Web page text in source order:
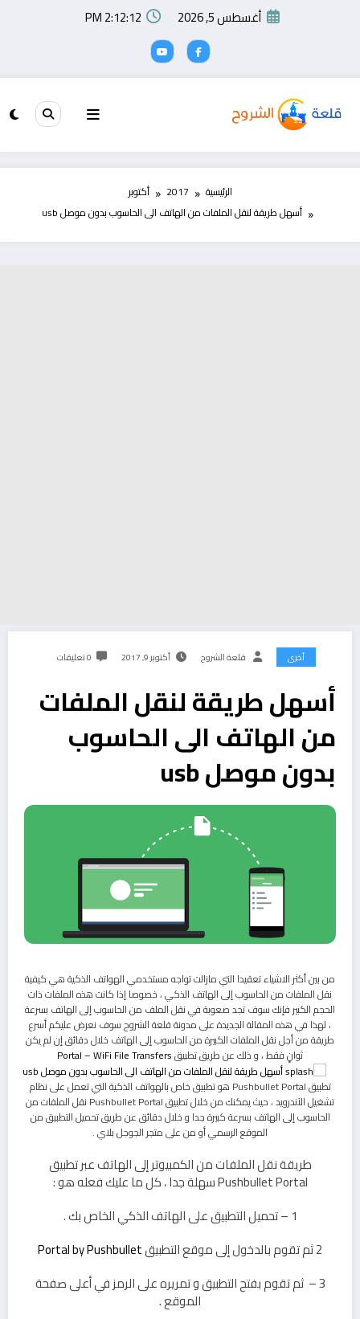
أغسطس 5, 2026 2:12:13 PM
الرئيسية 2017
أكتوبر
أسهل طريقة لنقل الملفات من الهاتف الى الحاسوب بدون موصل usb
أخرى قلعة الشروح أكتوبر 9, 2017 0 تعليقات
أسهل طريقة لنقل الملفات
من الهاتف الى الحاسوب
بدون موصل usb
من بين أكثر الاشياء تعقيدا التي مازالت تواجه مستخدمي الهواتف الذكية هي كيفية
نقل الملفات من الحاسوب إلى الهاتف الذكي ، خصوصا إذا كانت هذه الملفات ذات
الحجم الكبير فإنك سوف تجد صعوبة في نقل الملف من الحاسوب إلى الهاتف بسرعة
، لهذا في هذه المقالة الجديدة على مدونة قلعة الشروح سوف نعرض عليكم أسرع
طريقة من أجل نقل الملفات الكبيرة من الحاسوب إلى الهاتف خلال دقائق إن لم يكن
ثوانِِ فقط ، و ذلك عن طريق تطبيقPortal – WiFi File Transfers
تطبيق Pushbullet Portal هو تطبيق خاص بالهواتف الذكية التي تعمل على نظام
تشغيل الآندرويد ، حيث يمكنك من خلال تطبيق Pushbullet Portal نقل الملفات من
الحاسوب إلى الهاتف بسرعة كبيرة جدا و خلال دقائق عن طريق تحميل التطبيق من
الموقع الرسمي أو من على متجر الجوجل بلاي .
طريقة نقل الملفات من الكمبيوتر إلى الهاتف عبر تطبيق
Pushbullet Portal سهلة جدا ، كل ما عليك فعله هو :
1 – تحميل التطبيق على الهاتف الذكي الخاص بك .
2 ثم تقوم بالدخول إلى موقع التطبيق
Portal by Pushbullet
3 – ثم تقوم بفتح التطبيق و تمريره على الرمز في أعلى صفحة
الموقع .